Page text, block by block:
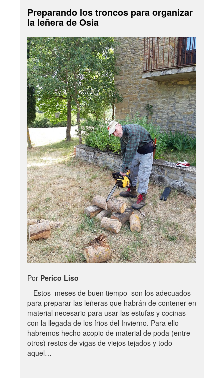
Preparando los troncos para organizar
la leñera de Osia
Por Perico Liso
Estos meses de buen tiempo son los adecuados
para preparar las leñeras que habrán de contener en
material necesario para usar las estufas y cocinas
con la llegada de los frios del Invierno. Para ello
habremos hecho acopio de material de poda (entre
otros) restos de vigas de viejos tejados y todo
aquel…